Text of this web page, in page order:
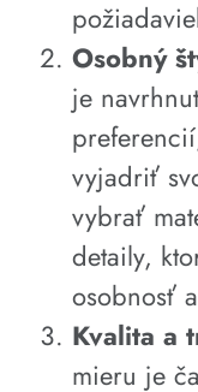
Osobný
je
vyjadriť
vybrať
detaily,
osobnosť
Kvalita a
mieru je